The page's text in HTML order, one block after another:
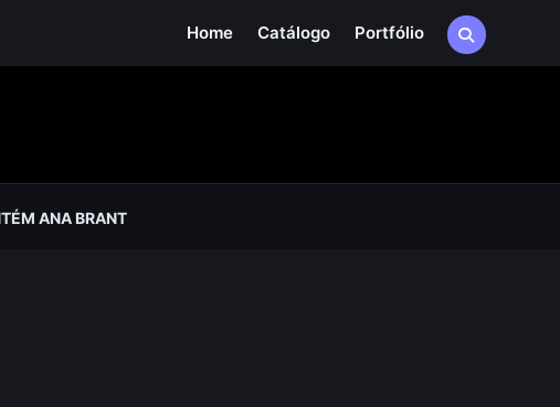
Home Catálogo Portfólio
ANA BRANT